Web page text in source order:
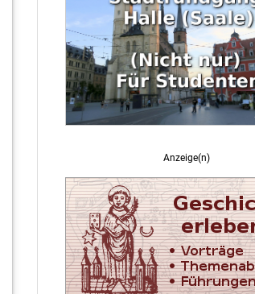
Anzeige(n)